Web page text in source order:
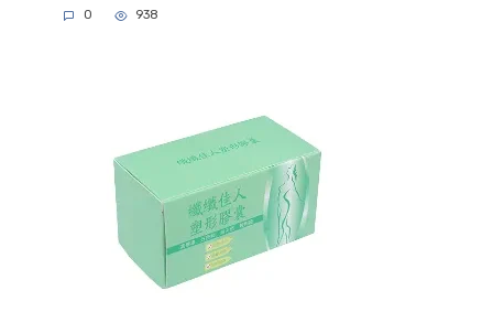
0 938